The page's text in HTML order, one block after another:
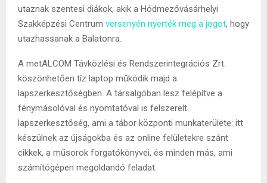
utaznak szentesi diákok, akik a Hódmezővásárhelyi
Szakképzési Centrum versenyén nyerték meg a jogot, hogy
utazhassanak a Balatonra.
A metALCOM Távközlési és Rendszerintegrációs Zrt.
köszönhetően tíz laptop működik majd a
lapszerkesztőségben. A társalgóban lesz felépítve a
fénymásolóval és nyomtatóval is felszerelt
lapszerkesztőség, ami a tábor központi munkaterülete: itt
készülnek az újságokba és az online felületekre szánt
cikkek, a műsorok forgatókönyvei, és minden más, ami
számítógépen megoldandó feladat.